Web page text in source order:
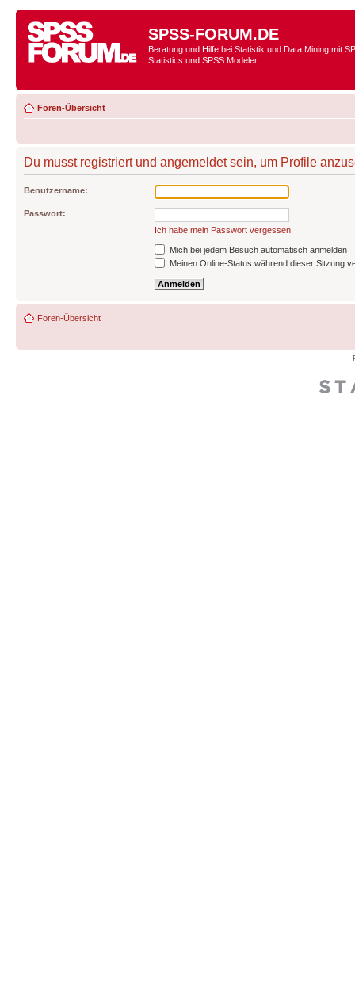
SPSS-FORUM.DE
Beratung und Hilfe bei Statistik und Data Mining mit
Statistics und SPSS Modeler
Foren-Übersicht
Du musst registriert und angemeldet sein, um Profile
Benutzername:
Passwort:
Ich habe mein Passwort vergessen
Mich bei jedem Besuch automatisch anmelden
Meinen Online-Status während dieser Sitzung
Foren-Übersicht